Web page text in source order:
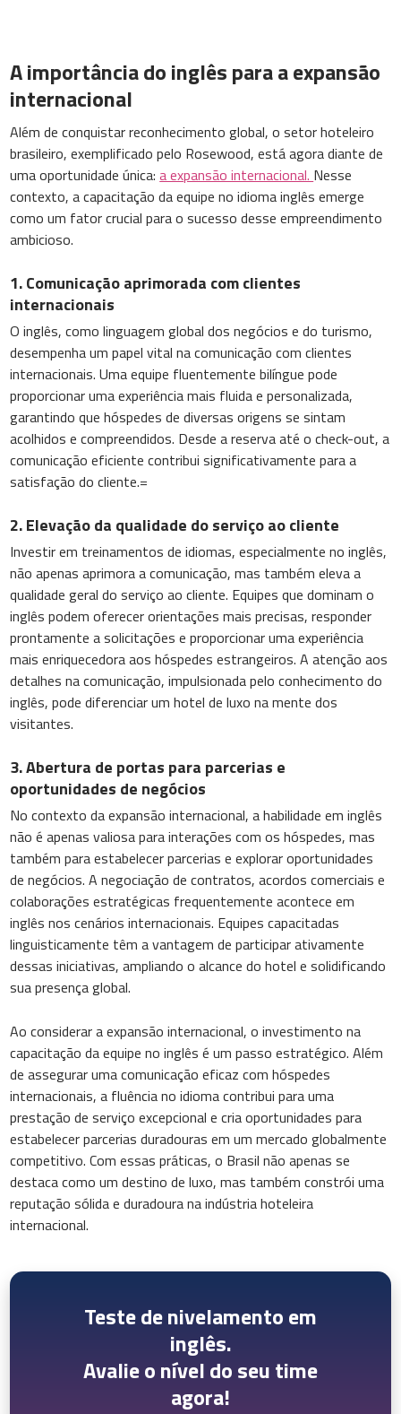
A importância do inglês para a expansão
internacional
Além de conquistar reconhecimento global, o setor hoteleiro
brasileiro, exemplificado pelo Rosewood, está agora diante de
uma oportunidade única:a expansão internacional. Nesse
contexto, a capacitação da equipe no idioma inglês emerge
como um fator crucial para o sucesso desse empreendimento
ambicioso.
1. Comunicação aprimorada com clientes
internacionais
O inglês, como linguagem global dos negócios e do turismo,
desempenha um papel vital na comunicação com clientes
internacionais. Uma equipe fluentemente bilíngue pode
proporcionar uma experiência mais fluida e personalizada,
garantindo que hóspedes de diversas origens se sintam
acolhidos e compreendidos. Desde a reserva até o check-out, a
comunicação eficiente contribui significativamente para a
satisfação do cliente.=
2. Elevação da qualidade do serviço ao cliente
Investir em treinamentos de idiomas, especialmente no inglês,
não apenas aprimora a comunicação, mas também eleva a
qualidade geral do serviço ao cliente. Equipes que dominam o
inglês podem oferecer orientações mais precisas, responder
prontamente a solicitações e proporcionar uma experiência
mais enriquecedora aos hóspedes estrangeiros. A atenção aos
detalhes na comunicação, impulsionada pelo conhecimento do
inglês, pode diferenciar um hotel de luxo na mente dos
visitantes.
3. Abertura de portas para parcerias e
oportunidades de negócios
No contexto da expansão internacional, a habilidade em inglês
não é apenas valiosa para interações com os hóspedes, mas
também para estabelecer parcerias e explorar oportunidades
de negócios. A negociação de contratos, acordos comerciais e
colaborações estratégicas frequentemente acontece em
inglês nos cenários internacionais. Equipes capacitadas
linguisticamente têm a vantagem de participar ativamente
dessas iniciativas, ampliando o alcance do hotel e solidificando
sua presença global.
Ao considerar a expansão internacional, o investimento na
capacitação da equipe no inglês é um passo estratégico. Além
de assegurar uma comunicação eficaz com hóspedes
internacionais, a fluência no idioma contribui para uma
prestação de serviço excepcional e cria oportunidades para
estabelecer parcerias duradouras em um mercado globalmente
competitivo. Com essas práticas, o Brasil não apenas se
destaca como um destino de luxo, mas também constrói uma
reputação sólida e duradoura na indústria hoteleira
internacional.
Teste de nivelamento em
inglês.
Avalie o nível do seu time
agora!